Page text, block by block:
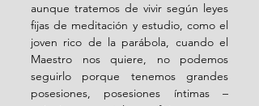
aunque tratemos de vivir según leyes
fijas de meditación y estudio, como el
joven rico de la parábola, cuando el
Maestro nos quiere, no podemos
seguirlo porque tenemos grandes
posesiones, posesiones íntimas –